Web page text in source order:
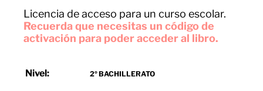
Licencia de acceso para un curso escolar.
Recuerda que necesitas un código de
activación para poder acceder al libro.
Nivel: 2º BACHILLERATO